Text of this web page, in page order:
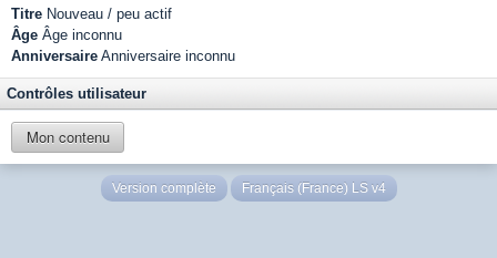
Titre Nouveau / peu actif
Âge Âge inconnu
Anniversaire Anniversaire inconnu
Contrôles utilisateur
Mon contenu
Version complète Français (France) LS v4